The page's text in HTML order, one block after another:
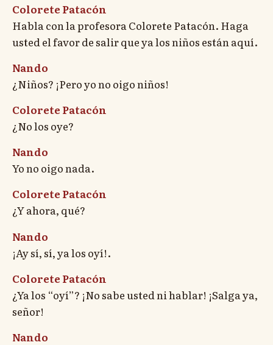
Colorete Patacón
Habla con la profesora Colorete Patacón. Haga
usted el favor de salir que ya los niños están aquí.
Nando
¿Niños? ¡Pero yo no oigo niños!
Colorete Patacón
¿No los oye?
Nando
Yo no oigo nada.
Colorete Patacón
¿Y ahora, qué?
Nando
¡Ay sí, sí, ya los oyí!.
Colorete Patacón
¿Ya los “oyí”? ¡No sabe usted ni hablar! ¡Salga ya,
señor!
Nando